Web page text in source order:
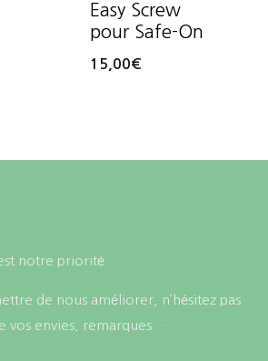
Easy Screw
pour Safe-On
15,00€
notre priorité.
de nous améliorer, n’hésitez pas
vos envies, remarques …